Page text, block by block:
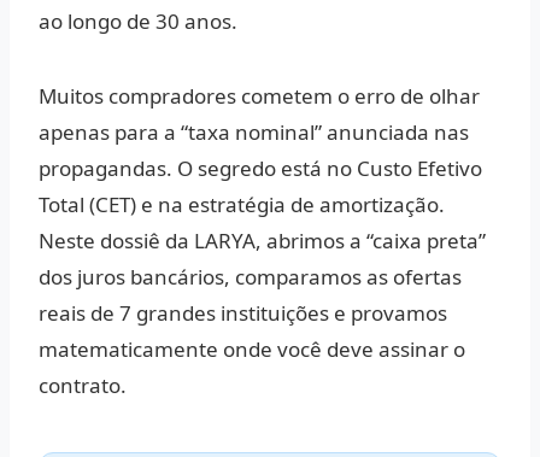
ao longo de 30 anos.
Muitos compradores cometem o erro de olhar
apenas para a “taxa nominal” anunciada nas
propagandas. O segredo está no Custo Efetivo
Total (CET) e na estratégia de amortização.
Neste dossiê da LARYA, abrimos a “caixa preta”
dos juros bancários, comparamos as ofertas
reais de 7 grandes instituições e provamos
matematicamente onde você deve assinar o
contrato.